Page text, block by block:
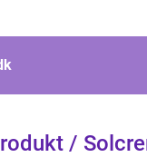
/